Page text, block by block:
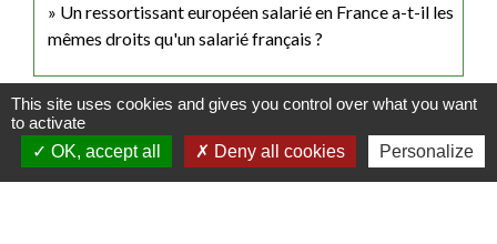
Un ressortissant européen salarié en France a-t-il les
mêmes droits qu'un salarié français ?
Signaler une erreur sur cette page
This site uses cookies and gives you control over what you want
to activate
OK, accept all
Deny all cookies Personalize